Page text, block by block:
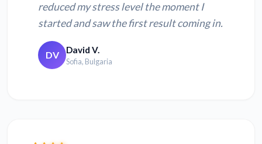
reduced my stress level the moment I
started and saw the first result coming in.
DV David V.
Sofia, Bulgaria